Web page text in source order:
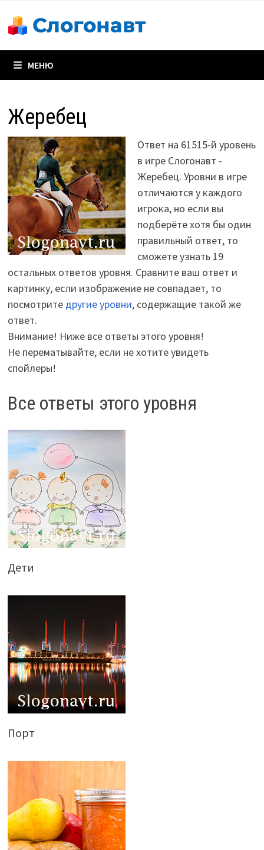
содержимому
МЕНЮ
Жеребец
Ответ на 61515-й уровень
в игре Слогонавт -
Жеребец. Уровни в игре
отличаются у каждого
игрока, но если вы
подберёте хотя бы один
правильный ответ, то
сможете узнать 19
остальных ответов уровня. Сравните ваш ответ и
картинку, если изображение не совпадает, то
посмотрите другие уровни, содержащие такой же
ответ.
Внимание! Ниже все ответы этого уровня!
Не перематывайте, если не хотите увидеть
спойлеры!
Все ответы этого уровня
Дети
Порт